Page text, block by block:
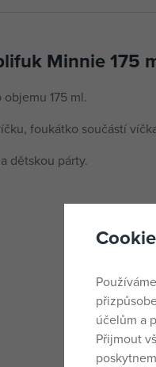
Minnie 175
175 ml.
foukátko součástí
dětskou párty.
účelům a
Přijmout